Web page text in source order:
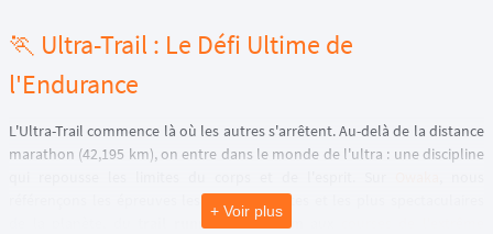
🏃 Ultra-Trail : Le Défi Ultime de
l'Endurance
L'Ultra-Trail commence là où les autres s'arrêtent. Au-delà de la distance
marathon (42,195 km), on entre dans le monde de l'ultra : une discipline
référençons les épreuves les plus exigeantes et les plus spectaculaires
trail running de 80 km
+ Voir plus